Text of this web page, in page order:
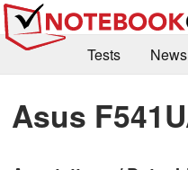
Tests News
Kaufberatung
Deals
Asus